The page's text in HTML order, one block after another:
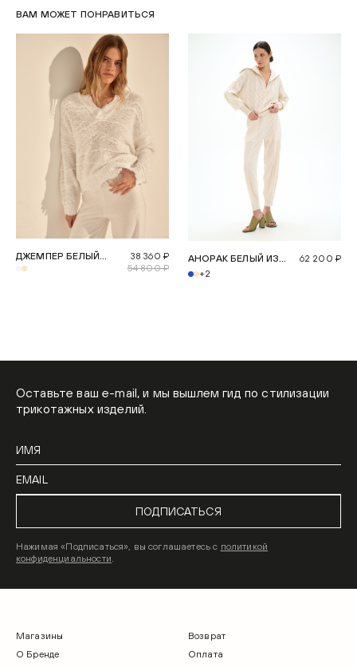
ВАМ МОЖЕТ ПОНРАВИТЬСЯ
ДЖЕМПЕР БЕЛЫЙ
NEVA
38 360 ₽
54 800 ₽
АНОРАК БЕЛЫЙ ИЗ
ШЕРСТИ МЕРИНОСА
+2
62 200 ₽
Оставьте ваш e-mail, и мы вышлем гид по стилизации
трикотажных изделий.
ПОДПИСАТЬСЯ
Нажимая «Подписаться», вы соглашаетесь с политикой
конфиденциальности.
Магазины
О Бренде
Возврат
Оплата